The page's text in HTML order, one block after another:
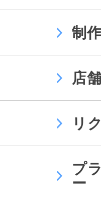
制
店
リ
プ
ー